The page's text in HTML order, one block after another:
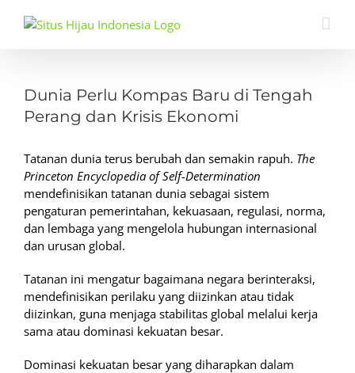
Larger
Image
Dunia Perlu Kompas Baru di Tengah
Perang dan Krisis Ekonomi
Tatanan dunia terus berubah dan semakin rapuh. The
Princeton Encyclopedia of Self-Determination
mendefinisikan tatanan dunia sebagai sistem
pengaturan pemerintahan, kekuasaan, regulasi, norma,
dan lembaga yang mengelola hubungan internasional
dan urusan global.
Tatanan ini mengatur bagaimana negara berinteraksi,
mendefinisikan perilaku yang diizinkan atau tidak
diizinkan, guna menjaga stabilitas global melalui kerja
sama atau dominasi kekuatan besar.
Dominasi kekuatan besar yang diharapkan dalam